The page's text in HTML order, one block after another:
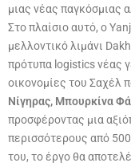
μιας νέας παγκόσμιας
Στο πλαίσιο αυτό, ο
μελλοντικό λιμάνι
πρότυπα logistics νέας
οικονομίες του Σαχέλ
Νίγηρας, Μπουρκίνα
προσφέροντας μια
περισσότερους από
του, το έργο θα